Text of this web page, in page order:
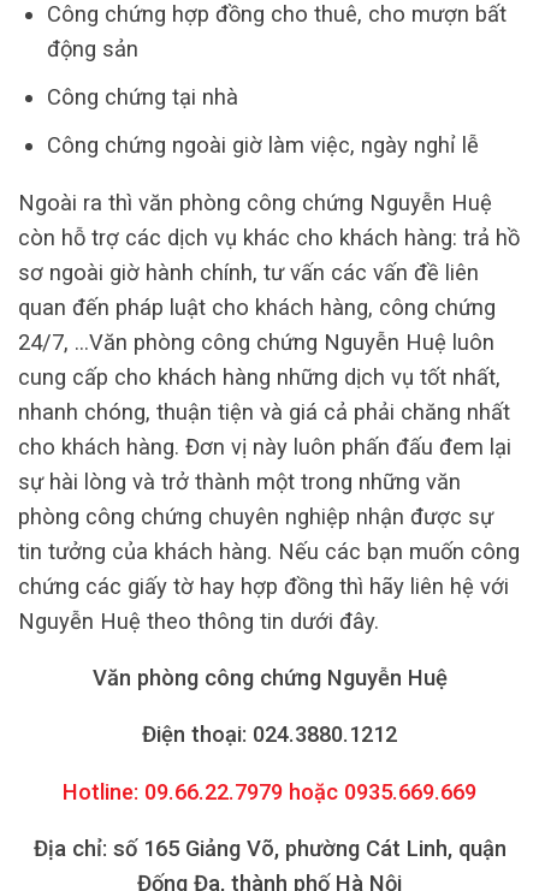
Công chứng hợp đồng cho thuê, cho mượn bất
động sản
Công chứng tại nhà
Công chứng ngoài giờ làm việc, ngày nghỉ lễ
Ngoài ra thì văn phòng công chứng Nguyễn Huệ
còn hỗ trợ các dịch vụ khác cho khách hàng: trả hồ
sơ ngoài giờ hành chính, tư vấn các vấn đề liên
quan đến pháp luật cho khách hàng, công chứng
24/7, …Văn phòng công chứng Nguyễn Huệ luôn
cung cấp cho khách hàng những dịch vụ tốt nhất,
nhanh chóng, thuận tiện và giá cả phải chăng nhất
cho khách hàng. Đơn vị này luôn phấn đấu đem lại
sự hài lòng và trở thành một trong những văn
phòng công chứng chuyên nghiệp nhận được sự
tin tưởng của khách hàng. Nếu các bạn muốn công
chứng các giấy tờ hay hợp đồng thì hãy liên hệ với
Nguyễn Huệ theo thông tin dưới đây.
Văn phòng công chứng Nguyễn Huệ
Điện thoại: 024.3880.1212
Hotline: 09.66.22.7979 hoặc 0935.669.669
Địa chỉ: số 165 Giảng Võ, phường Cát Linh, quận
Đống Đa, thành phố Hà Nội